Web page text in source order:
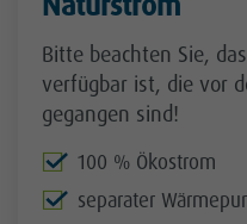
Bitte beachten Sie,
verfügbar ist, die vor
gegangen sind!
100 % Ökostrom
separater